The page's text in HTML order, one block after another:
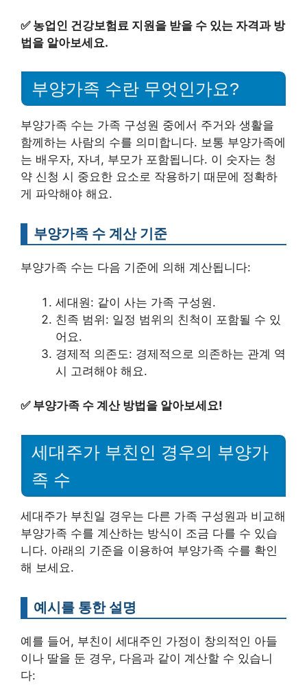
✅ 농업인 건강보험료 지원을 받을 수 있는 자격과 방
법을 알아보세요.
부양가족 수란 무엇인가요?
부양가족 수는 가족 구성원 중에서 주거와 생활을
함께하는 사람의 수를 의미합니다. 보통 부양가족에
는 배우자, 자녀, 부모가 포함됩니다. 이 숫자는 청
약 신청 시 중요한 요소로 작용하기 때문에 정확하
게 파악해야 해요.
부양가족 수 계산 기준
부양가족 수는 다음 기준에 의해 계산됩니다:
세대원: 같이 사는 가족 구성원.
친족 범위: 일정 범위의 친척이 포함될 수 있
어요.
경제적 의존도: 경제적으로 의존하는 관계 역
시 고려해야 해요.
✅ 부양가족 수 계산 방법을 알아보세요!
세대주가 부친인 경우의 부양가
족 수
세대주가 부친일 경우는 다른 가족 구성원과 비교해
부양가족 수를 계산하는 방식이 조금 다를 수 있습
니다. 아래의 기준을 이용하여 부양가족 수를 확인
해 보세요.
예시를 통한 설명
예를 들어, 부친이 세대주인 가정이 창의적인 아들
이나 딸을 둔 경우, 다음과 같이 계산할 수 있습니
다: